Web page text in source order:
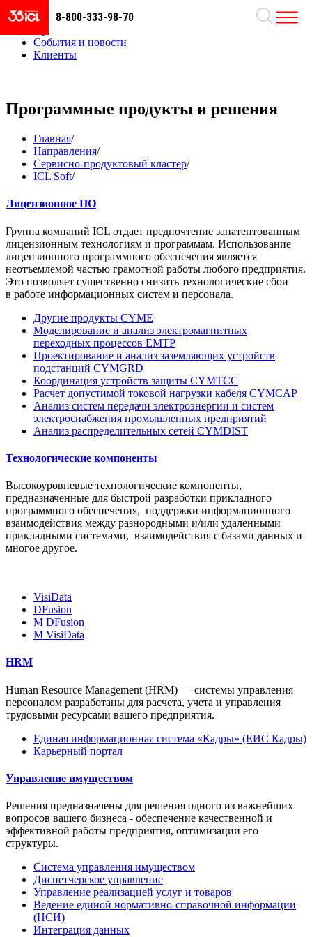
Направления
События и новости
Клиенты
8-800-333-98-70
Программные продукты и решения
Главная/
Направления/
Сервисно-продуктовый кластер/
ICL Soft/
Лицензионное ПО
Группа компаний ICL отдает предпочтение запатентованным
лицензионным технологиям и программам. Использование
лицензионного программного обеспечения является
неотъемлемой частью грамотной работы любого предприятия.
Это позволяет существенно снизить технологические сбои
в работе информационных систем и персонала.
Другие продукты CYME
Моделирование и анализ электромагнитных
переходных процессов EMTP
Проектирование и анализ заземляющих устройств
подстанций CYMGRD
Координация устройств защиты CYMTCC
Расчет допустимой токовой нагрузки кабеля CYMCAP
Анализ систем передачи электроэнергии и систем
электроснабжения промышленных предприятий
Анализ распределительных сетей CYMDIST
Технологические компоненты
Высокоуровневые технологические компоненты,
предназначенные для быстрой разработки прикладного
программного обеспечения, поддержки информационного
взаимодействия между разнородными и/или удаленными
прикладными системами, взаимодействия с базами данных и
многое другое.
VisiData
DFusion
M DFusion
M VisiData
HRM
Human Resource Management (HRM) — системы управления
персоналом разработаны для расчета, учета и управления
трудовыми ресурсами вашего предприятия.
Единая информационная система «Кадры» (ЕИС Кадры)
Карьерный портал
Управление имуществом
Решения предназначены для решения одного из важнейших
вопросов вашего бизнеса - обеспечение качественной и
эффективной работы предприятия, оптимизации его
структуры.
Система управления имуществом
Диспетчерское управление
Управление реализацией услуг и товаров
Ведение единой нормативно-справочной информации
(НСИ)
Интеграция данных